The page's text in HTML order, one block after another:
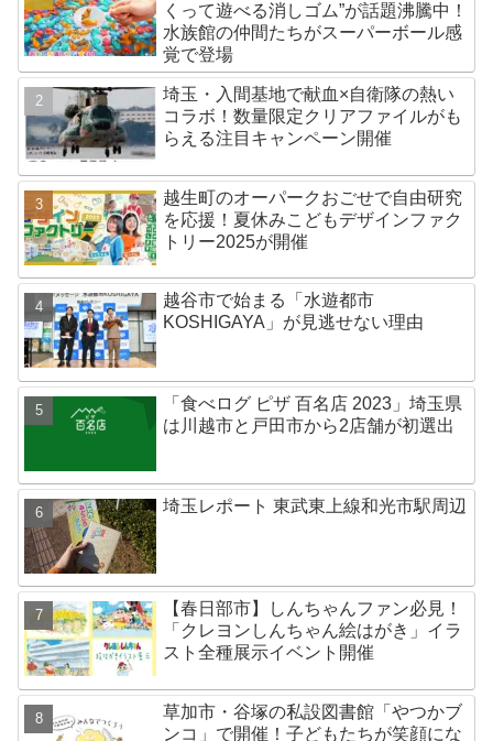
くって遊べる消しゴム”が話題沸騰中！
水族館の仲間たちがスーパーボール感
覚で登場
埼玉・入間基地で献血×自衛隊の熱い
コラボ！数量限定クリアファイルがも
らえる注目キャンペーン開催
越生町のオーパークおごせで自由研究
を応援！夏休みこどもデザインファク
トリー2025が開催
越谷市で始まる「水遊都市
KOSHIGAYA」が見逃せない理由
「食べログ ピザ 百名店 2023」埼玉県
は川越市と戸田市から2店舗が初選出
埼玉レポート 東武東上線和光市駅周辺
【春日部市】しんちゃんファン必見！
「クレヨンしんちゃん絵はがき」イラ
スト全種展示イベント開催
草加市・谷塚の私設図書館「やつかブ
ンコ」で開催！子どもたちが笑顔にな